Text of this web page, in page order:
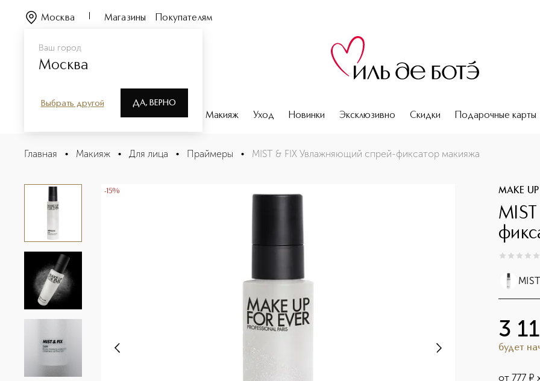
Ваш город
Москва
Выбрать другой ДА, ВЕРНО
Москва Магазины Покупателям
Парфюмерия Макияж Уход Новинки Эксклюзивно Скидки Подарочные карты
MIST & FIX Увлажняющий спрей-фиксатор макияжа
Описание
Главная • Макияж • Для лица • Праймеры • MIST & FIX Увлажняющий спрей-фиксатор макияжа
-15% MAKE UP
0из 0
3
будет
от777 ¤